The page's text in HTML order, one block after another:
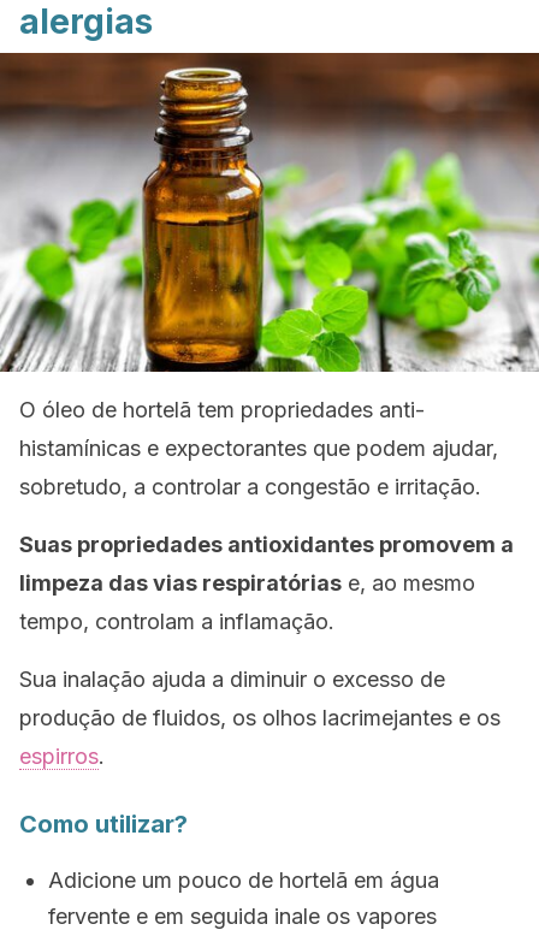
alergias
O óleo de hortelã tem propriedades anti-
histamínicas e expectorantes que podem ajudar,
sobretudo, a controlar a congestão e irritação.
Suas propriedades antioxidantes promovem a
limpeza das vias respiratórias e, ao mesmo
tempo, controlam a inflamação.
Sua inalação ajuda a diminuir o excesso de
produção de fluidos, os olhos lacrimejantes e os
espirros.
Como utilizar?
Adicione um pouco de hortelã em água
fervente e em seguida inale os vapores